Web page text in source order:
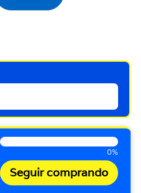
0%
Seguir comprando